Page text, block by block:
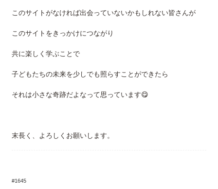
このサイトがなければ出会っていないかもしれない皆さんが
このサイトをきっかけにつながり
共に楽しく学ぶことで
子どもたちの未来を少しでも照らすことができたら
それは小さな奇跡だよなって思っています😋
末長く、よろしくお願いします。
#1645